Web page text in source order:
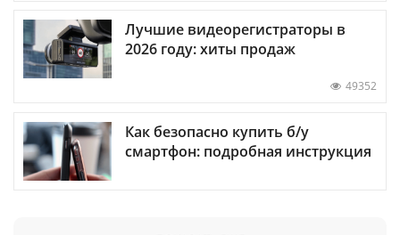
Лучшие видеорегистраторы в
2026 году: хиты продаж
49352
Как безопасно купить б/у
смартфон: подробная инструкция